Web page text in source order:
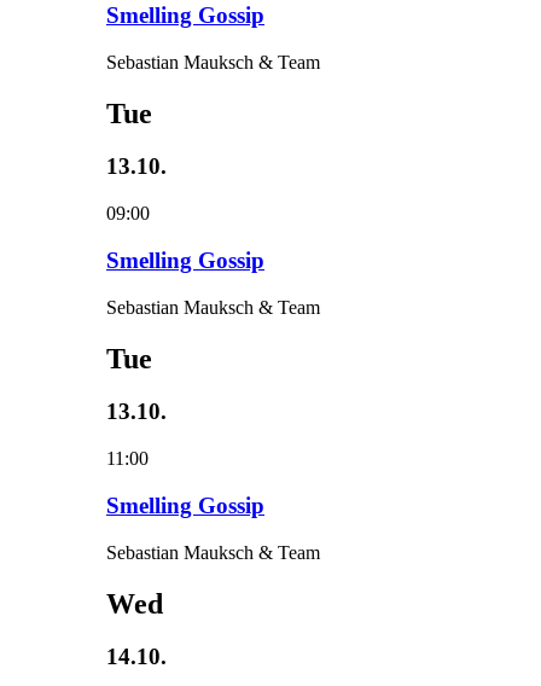
Smelling Gossip
Sebastian Mauksch & Team
Tue
13.10.
09:00
Smelling Gossip
Sebastian Mauksch & Team
Tue
13.10.
11:00
Smelling Gossip
Sebastian Mauksch & Team
Wed
14.10.